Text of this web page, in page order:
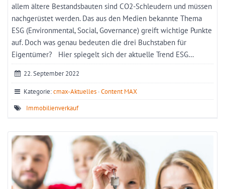
allem ältere Bestandsbauten sind CO2-Schleudern und müssen
nachgerüstet werden. Das aus den Medien bekannte Thema
ESG (Environmental, Social, Governance) greift wichtige Punkte
auf. Doch was genau bedeuten die drei Buchstaben für
Eigentümer? Hier spiegelt sich der aktuelle Trend ESG…
22. September 2022
Kategorie:cmax-Aktuelles ·Content MAX
Immobilienverkauf